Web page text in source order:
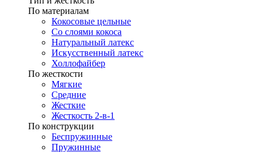
По материалам
Кокосовые цельные
Со слоями кокоса
Натуральный латекс
Искусственный латекс
Холлофайбер
По жесткости
Мягкие
Средние
Жесткие
Жесткость 2-в-1
По конструкции
Беспружинные
Пружинные